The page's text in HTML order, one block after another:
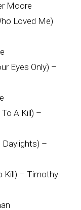
Moore
Loved Me)
Eyes Only) –
A Kill) –
Daylights) –
Kill) – Timothy